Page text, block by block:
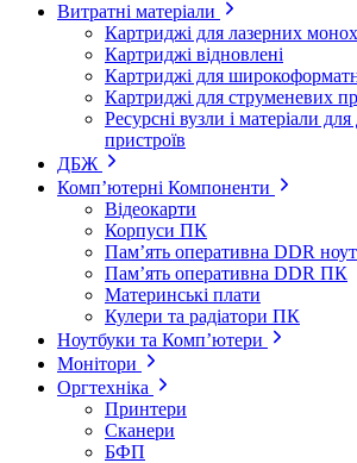
Витратні матеріали
Картриджі для лазерних
Картриджі відновлені
Картриджі для
Картриджі для струменевих
Ресурсні вузли і матеріали
пристроїв
ДБЖ
Комп’ютерні Компоненти
Відеокарти
Корпуси ПК
Пам’ять оперативна DDR
Пам’ять оперативна DDR ПК
Материнські плати
Кулери та радіатори ПК
Ноутбуки та Комп’ютери
Монітори
Оргтехніка
Принтери
Сканери
БФП